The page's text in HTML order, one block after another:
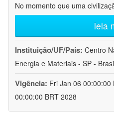
No momento que uma
leia
Instituição/UF/País: Centro
Energia e Materiais - SP -
Vigência: Fri Jan 06 00:00:00
00:00:00 BRT 2028